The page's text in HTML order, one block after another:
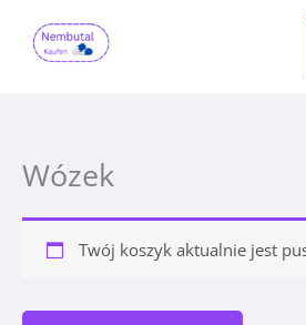
treści
Wózek
Twój koszyk aktualnie jest